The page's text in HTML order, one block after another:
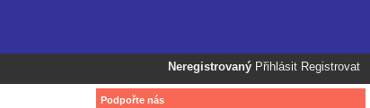
Neregistrovaný Přihlásit Registrovat
Podpořte nás